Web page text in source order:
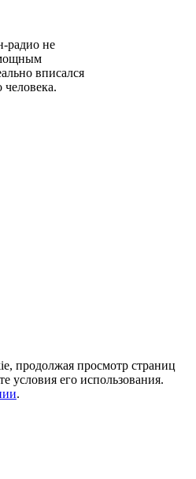
радио не
вписался
продолжая просмотр страниц
условия его использования.
.